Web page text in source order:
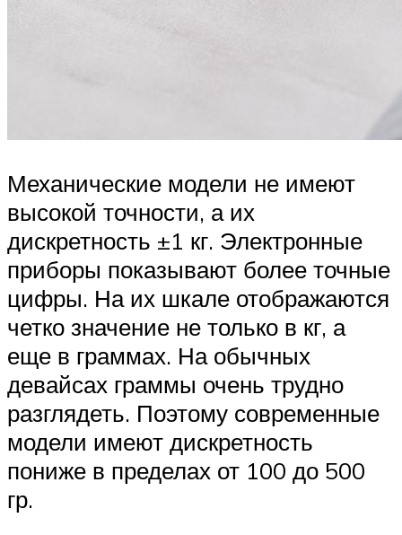
Механические модели не имеют
высокой точности, а их
дискретность ±1 кг. Электронные
приборы показывают более точные
цифры. На их шкале отображаются
четко значение не только в кг, а
еще в граммах. На обычных
девайсах граммы очень трудно
разглядеть. Поэтому современные
модели имеют дискретность
пониже в пределах от 100 до 500
гр.